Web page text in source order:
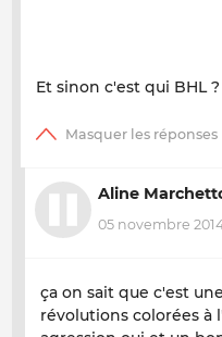
Et sinon c'est qui BHL ?
Aline
05 novembre 2014
ça on sait que c'est
révolutions colorées à